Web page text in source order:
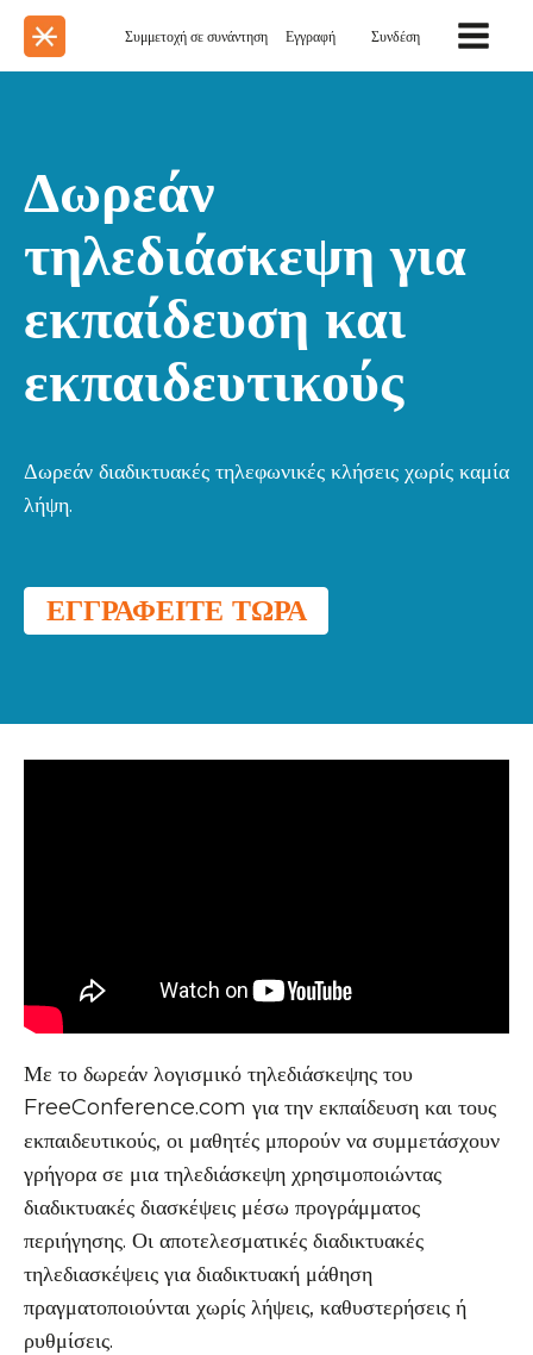
Συμμετοχή σε συνάντηση Εγγραφή Συνδέση
Δωρεάν
τηλεδιάσκεψη για
εκπαίδευση και
εκπαιδευτικούς
Δωρεάν διαδικτυακές τηλεφωνικές κλήσεις χωρίς καμία
λήψη.
ΕΓΓΡΑΦΕΊΤΕ ΤΏΡΑ
Με το δωρεάν λογισμικό τηλεδιάσκεψης του
FreeConference.com για την εκπαίδευση και τους
εκπαιδευτικούς, οι μαθητές μπορούν να συμμετάσχουν
γρήγορα σε μια τηλεδιάσκεψη χρησιμοποιώντας
διαδικτυακές διασκέψεις μέσω προγράμματος
περιήγησης. Οι αποτελεσματικές διαδικτυακές
τηλεδιασκέψεις για διαδικτυακή μάθηση
πραγματοποιούνται χωρίς λήψεις, καθυστερήσεις ή
ρυθμίσεις.